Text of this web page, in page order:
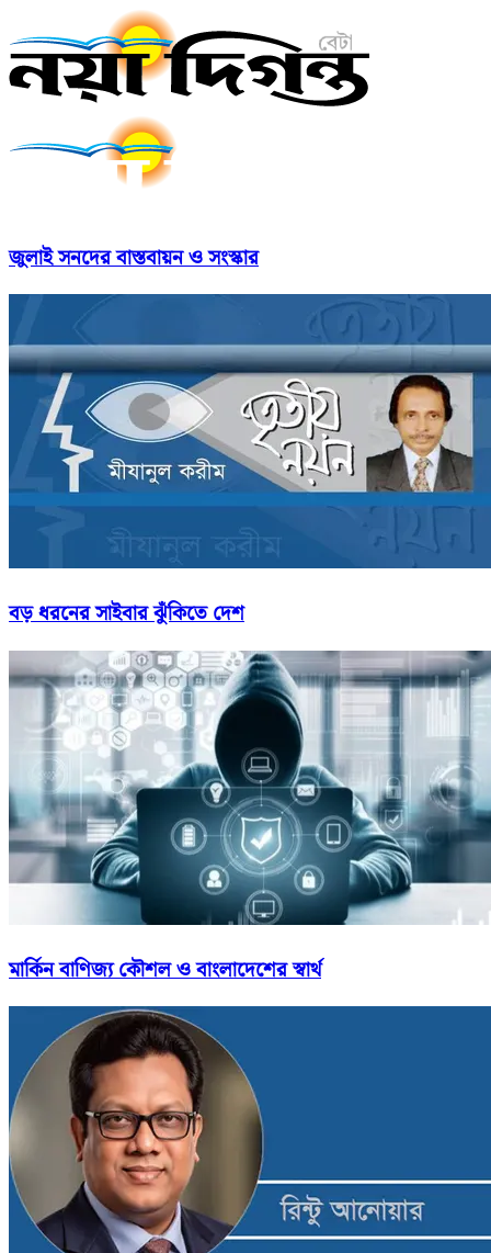
জুলাই সনদের বাস্তবায়ন ও সংস্কার
বড় ধরনের সাইবার ঝুঁকিতে দেশ
মার্কিন বাণিজ্য কৌশল ও বাংলাদেশের স্বার্থ